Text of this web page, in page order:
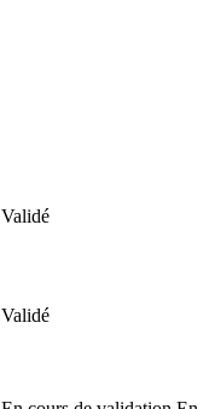
Validé
Validé